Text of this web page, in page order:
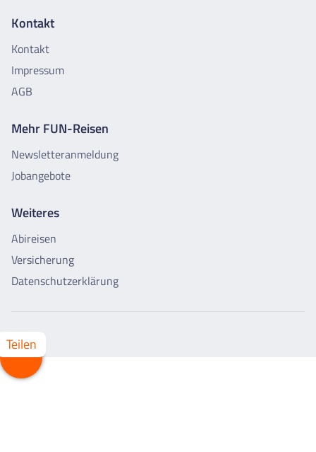
Kontakt
Kontakt
Impressum
AGB
Mehr FUN-Reisen
Newsletteranmeldung
Jobangebote
Weiteres
Abireisen
Versicherung
Datenschutzerklärung
Teilen
Whatsapp
Facebook
X